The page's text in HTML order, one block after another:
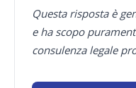
Questa risposta è
e ha scopo
consulenza legale